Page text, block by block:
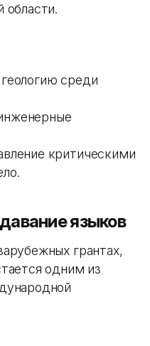
области.
среди
критическими
языков
грантах,
одним из